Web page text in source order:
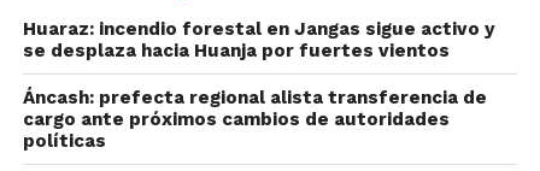
Huaraz: incendio forestal en Jangas sigue activo y
se desplaza hacia Huanja por fuertes vientos
Áncash: prefecta regional alista transferencia de
cargo ante próximos cambios de autoridades
políticas